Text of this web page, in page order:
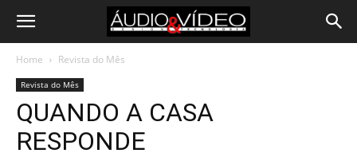
Home Revista do Mês
Revista do Mês
QUANDO A CASA
RESPONDE